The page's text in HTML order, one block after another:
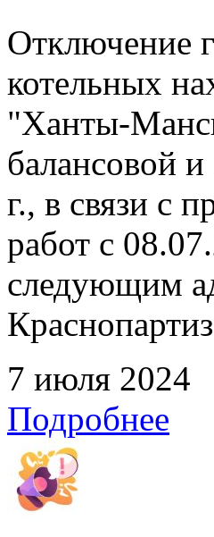
Отключение
котельных
"Ханты-
балансовой
г., в связи с
работ с
следующим
7 июля 2024
Подробнее